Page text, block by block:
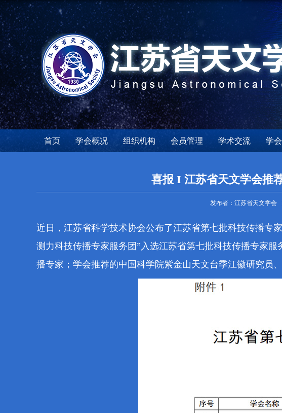
首页 学会概况 组织机构 会员管理 学术交流 学
喜报 I 江苏省天文学会推
发布者：江苏省天文学会
近日，江苏省科学技术协会公布了江苏省第七批科技传播专
测力科技传播专家服务团”入选江苏省第七批科技传播专家服
播专家； 学会推荐的中国科学院紫金山天文台季江徽研究员、